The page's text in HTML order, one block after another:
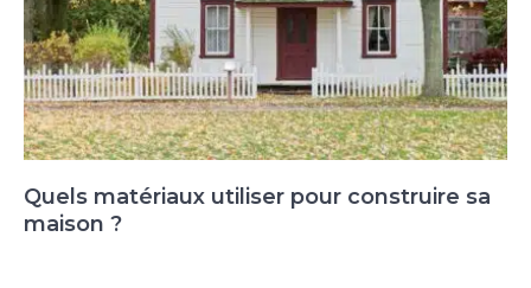
Quels matériaux utiliser pour construire sa
maison ?